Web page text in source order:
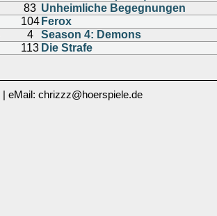
83 Unheimliche Begegnungen
104 Ferox
4
Season 4: Demons
113 Die Strafe
| eMail: chrizzz@hoerspiele.de